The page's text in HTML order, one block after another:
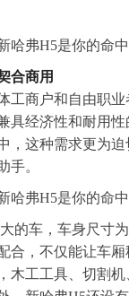
合商用
工商户和自由职
具经济性和耐用
，这种需求更为
手。
的车，车身尺寸
合，不仅能让车
木工工具、切割